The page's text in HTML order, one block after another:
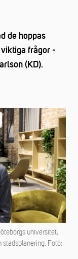
de hoppas
frågor -
(KD).
universitet,
stadsplanering. Foto: